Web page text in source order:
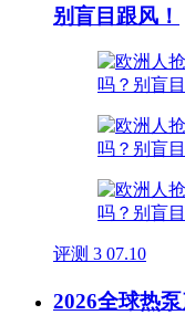
别盲目跟风！
评测 3 07.10
2026全球热